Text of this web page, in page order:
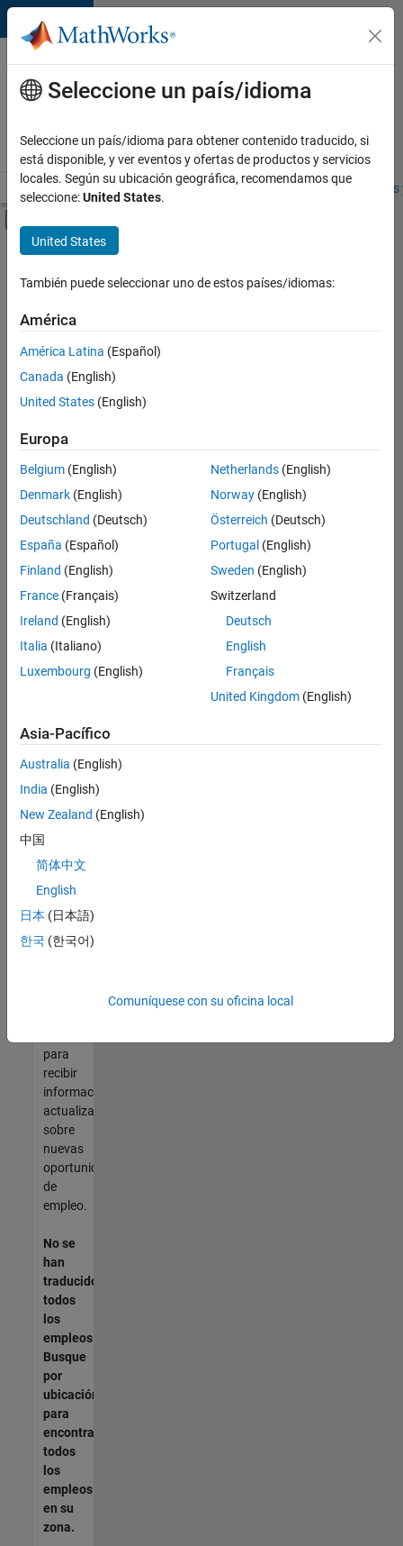
Saltar al contenido
Ofertas
de
empleo
MathWorks
Visión general Búsqueda de empleo Oficinas locales
Contenido principal
FILTRADO POR
Actualmente
no
puestos
disponibles
que
se
correspondan
con
sus
criterios
de
búsqueda.
Pruebe
ampliar
su
todos
empleos.
Si aun
así no
ninguna
vacante
que se
a sus
cualificaciones,
para
recibir
información
actualizada
sobre
nuevas
oportunidades
de
empleo.
No se
han
traducido
todos
los
empleos.
Busque
por
ubicación
para
encontrar
todos
los
empleos
en su
zona.
Seleccione un país/idioma
Seleccione un país/idioma para obtener contenido traducido, si
está disponible, y ver eventos y ofertas de productos y servicios
locales. Según su ubicación geográfica, recomendamos que
seleccione:United States.
United States
También puede seleccionar uno de estos países/idiomas:
América
América Latina (Español)
Canada (English)
United States (English)
Europa
Belgium (English)
Denmark (English)
Deutschland (Deutsch)
España (Español)
Finland (English)
France (Français)
Ireland (English)
Italia (Italiano)
Luxembourg (English)
Netherlands(English)
Norway(English)
Österreich (Deutsch)
Portugal (English)
Sweden (English)
Switzerland
Deutsch
English
Français
United Kingdom(English)
Asia-Pacífico
Australia (English)
India (English)
New Zealand (English)
中国
简体中文
English
日本 (日本語)
한국 (한국어)
Comuníquese con su oficina local